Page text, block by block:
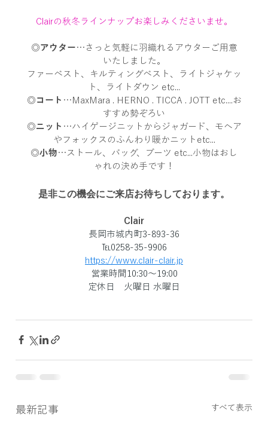
Clairの秋冬ラインナップお楽しみくださいませ。
◎アウター …さっと気軽に羽織れるアウターご用意
いたしました。
ファーベスト、キルティングベスト、ライトジャケッ
ト、ライトダウン etc...
◎ コート …MaxMara . HERNO . TICCA . JOTT etc....お
すすめ勢ぞろい
◎ニット …ハイゲージニットからジャガード、モヘア
やフォックスのふんわり暖かニットetc...
◎小物 …ストール、バッグ、ブーツ etc...小物はおし
ゃれの決め手です！
是非この機会にご来店お待ちしております。
Clair
長岡市城内町3-893-36
℡0258-35-9906
https://www.clair-clair.jp
営業時間10:30～19:00
定休日　火曜日 水曜日
最新記事 すべて表示